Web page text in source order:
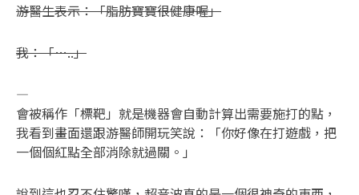
游醫生表示：「脂肪寶寶很健康喔」
我：「…..」
—
會被稱作「標靶」就是機器會自動計算出需要施打的點，
我看到畫面還跟游醫師開玩笑說：「你好像在打遊戲，把
一個個紅點全部消除就過關。」